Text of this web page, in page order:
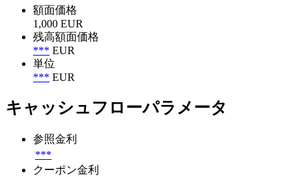
額面価格
1,000 EUR
残高額面価格
*** EUR
単位
*** EUR
キャッシュフローパラメータ
参照金利
***
クーポン金利